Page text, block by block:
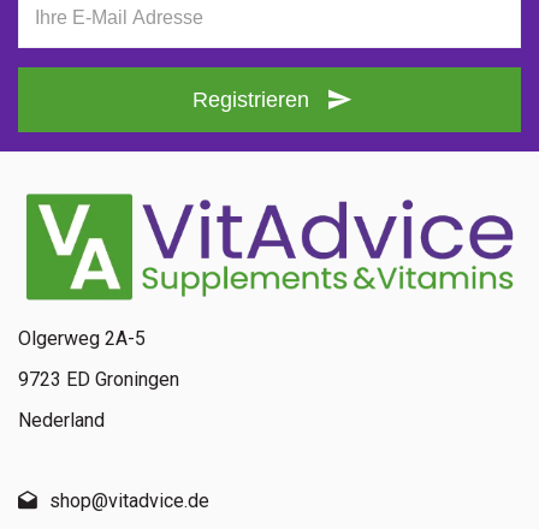
Registrieren
Olgerweg 2A-5
9723 ED Groningen
Nederland
shop@vitadvice.de